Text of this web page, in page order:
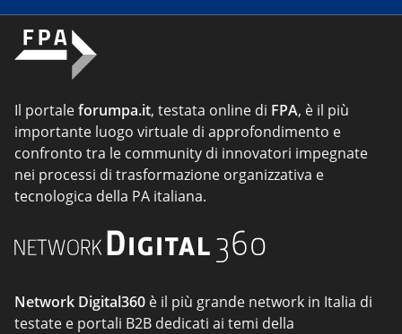
Il portaleforumpa.it, testata online di FPA, è il più
importante luogo virtuale di approfondimento e
confronto tra le community di innovatori impegnate
nei processi di trasformazione organizzativa e
tecnologica della PA italiana.
Network Digital360 è il più grande network in Italia di
testate e portali B2B dedicati ai temi della